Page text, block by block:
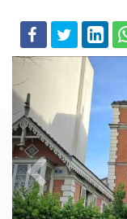
Partager